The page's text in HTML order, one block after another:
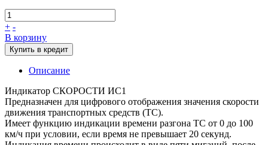
+ -
В корзину
Купить в кредит
Описание
Индикатор СКОРОСТИ ИС1
Предназначен для цифрового отображения значения скорости
движения транспортных средств (ТС).
Имеет функцию индикации времени разгона ТС от 0 до 100
км/ч при условии, если время не превышает 20 секунд.